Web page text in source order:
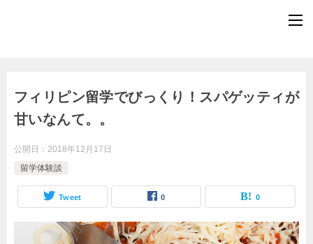
フィリピン留学でびっくり！スパゲッティが
甘いなんて。。
公開日： 2018年12月17日
留学体験談
Tweet 0 0